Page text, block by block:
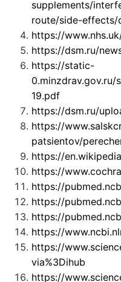
supplements/
route/side-effects/
https://
https://dsm.ru/
https://static-
19.pdf
https://dsm.ru/
https://
patsientov/
https://
https://
https://
https://
https://
https://
https://
via%3Dihub
https://